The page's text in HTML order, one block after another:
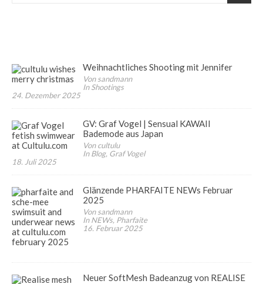
Weihnachtliches Shooting mit Jennifer
Von sandmann
In Shootings
24. Dezember 2025
GV: Graf Vogel | Sensual KAWAII
Bademode aus Japan
Von cultulu
In Blog, Graf Vogel
18. Juli 2025
Glänzende PHARFAITE NEWs Februar
2025
Von sandmann
In NEWs, Pharfaite
16. Februar 2025
Neuer SoftMesh Badeanzug von REALISE